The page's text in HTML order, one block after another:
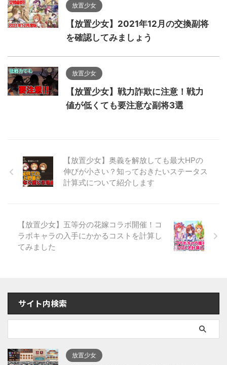
放置少女
【放置少女】2021年12月の交換副将
を確認してみましょう
放置少女
【放置少女】戦力詐欺に注意！戦力
値が低くても要注意な副将3選
【放置少女】奥義を解放しても最大HPの
伸びが小さい？知っておきたいステータス
計算式について紹介します
【放置少女】五等分の花嫁コラボ開催！コ
ラボキャラの入手にかかるコストを計算し
てみました
サイト内検索
放置少女